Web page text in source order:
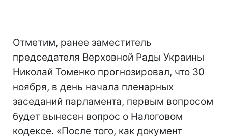
Отметим, ранее заместитель
председателя Верховной Рады Украины
Николай Томенко прогнозировал, что 30
ноября, в день начала пленарных
заседаний парламента, первым вопросом
будет вынесен вопрос о Налоговом
кодексе. «После того, как документ